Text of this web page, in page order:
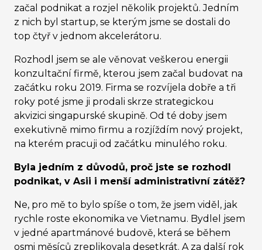
začal podnikat a rozjel několik projektů. Jedním
z nich byl startup, se kterým jsme se dostali do
top čtyř v jednom akcelerátoru.
Rozhodl jsem se ale věnovat veškerou energii
konzultační firmě, kterou jsem začal budovat na
začátku roku 2019. Firma se rozvíjela dobře a tři
roky poté jsme ji prodali skrze strategickou
akvizici singapurské skupině. Od té doby jsem
exekutivně mimo firmu a rozjíždím nový projekt,
na kterém pracuji od začátku minulého roku.
Byla jedním z důvodů, proč jste se rozhodl
podnikat, v Asii i menší administrativní zátěž?
Ne, pro mě to bylo spíše o tom, že jsem viděl, jak
rychle roste ekonomika ve Vietnamu. Bydlel jsem
v jedné apartmánové budově, která se během
osmi měsíců zreplikovala desetkrát. A za další rok